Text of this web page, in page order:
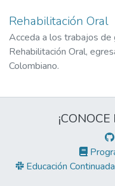
Rehabilitación Oral
Acceda a los trabajos
Rehabilitación Oral,
Colombiano.
Educación